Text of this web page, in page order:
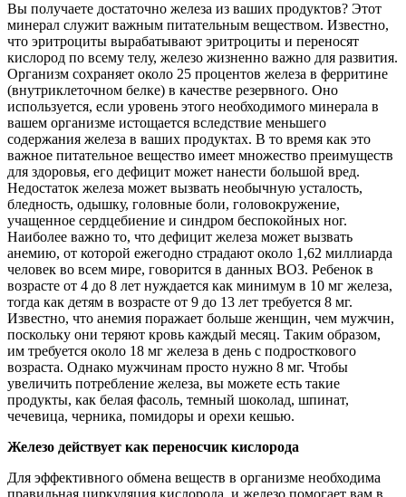
Вы получаете достаточно железа из ваших продуктов? Этот
минерал служит важным питательным веществом. Известно,
что эритроциты вырабатывают эритроциты и переносят
кислород по всему телу, железо жизненно важно для развития.
Организм сохраняет около 25 процентов железа в ферритине
(внутриклеточном белке) в качестве резервного. Оно
используется, если уровень этого необходимого минерала в
вашем организме истощается вследствие меньшего
содержания железа в ваших продуктах. В то время как это
важное питательное вещество имеет множество преимуществ
для здоровья, его дефицит может нанести большой вред.
Недостаток железа может вызвать необычную усталость,
бледность, одышку, головные боли, головокружение,
учащенное сердцебиение и синдром беспокойных ног.
Наиболее важно то, что дефицит железа может вызвать
анемию, от которой ежегодно страдают около 1,62 миллиарда
человек во всем мире, говорится в данных ВОЗ. Ребенок в
возрасте от 4 до 8 лет нуждается как минимум в 10 мг железа,
тогда как детям в возрасте от 9 до 13 лет требуется 8 мг.
Известно, что анемия поражает больше женщин, чем мужчин,
поскольку они теряют кровь каждый месяц. Таким образом,
им требуется около 18 мг железа в день с подросткового
возраста. Однако мужчинам просто нужно 8 мг. Чтобы
увеличить потребление железа, вы можете есть такие
продукты, как белая фасоль, темный шоколад, шпинат,
чечевица, черника, помидоры и орехи кешью.
Железо действует как переносчик кислорода
Для эффективного обмена веществ в организме необходима